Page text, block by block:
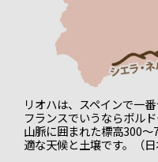
リオハは、スペインで一
フランスでいうならボルド
山脈に囲まれた標高300
適な天候と土壌です。（